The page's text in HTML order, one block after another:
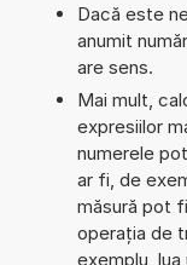
Dacă este
anumit
are sens.
Mai mult,
expresiilor
numerele
ar fi, de
măsură pot
operația de
exemplu,